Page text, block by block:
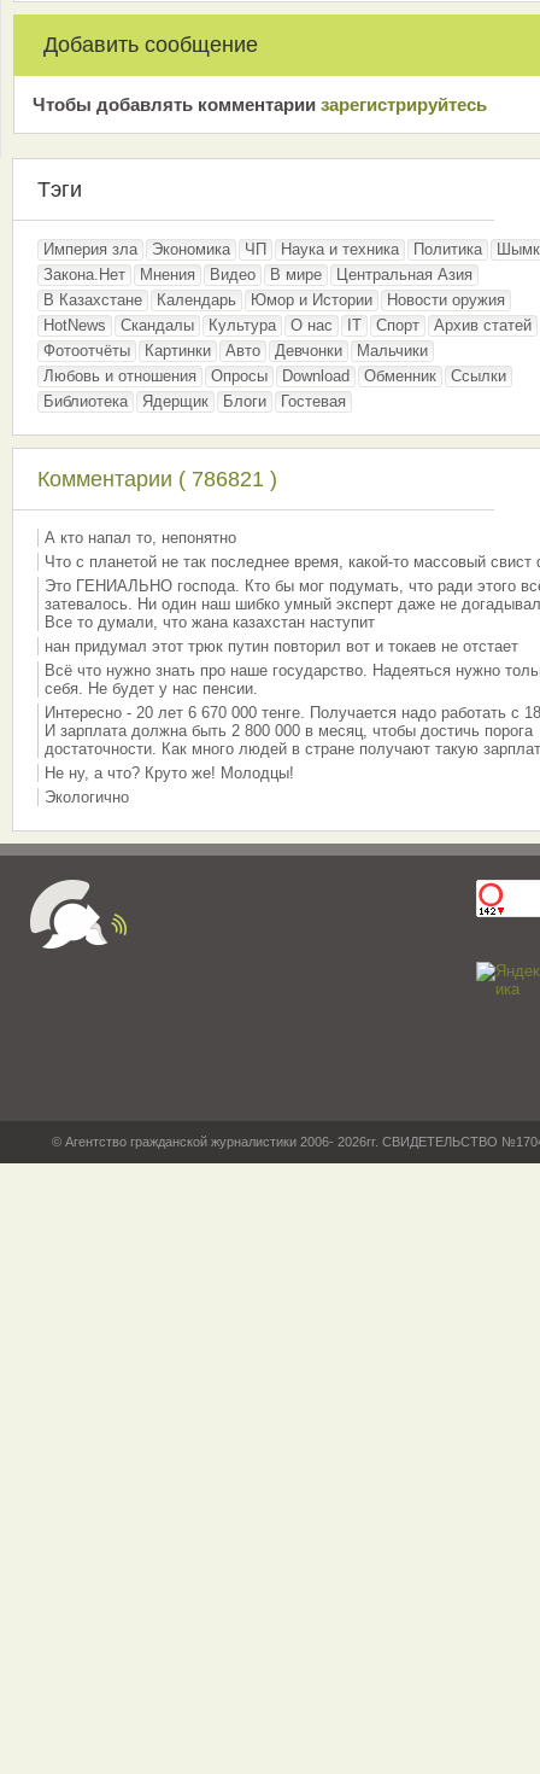
Добавить сообщение
Чтобы добавлять комментарии зарeгиcтрирyйтeсь
Тэги
Империя зла Экономика ЧП Наука и техника Политика
Закона.Нет
Мнения Видео В мире
Центральная Азия
В Казахстане
Календарь Юмор и Истории
Новости оружия
HotNews
Скандалы Культура О нас IT Спорт
Архив статей
Фотоотчёты
Картинки Авто Девчонки
Мальчики
Любовь и отношения
Опросы Download Обменник
Ссылки
Библиотека
Ядерщик Блоги Гостевая
Комментарии ( 786821 )
А кто напал то, непонятно
Что с планетой не так последнее время, какой-то массовый свист
Это ГЕНИАЛЬНО господа. Кто бы мог подумать, что ради этого
затевалось. Ни один наш шибко умный эксперт даже не
Все то думали, что жана казахстан наступит
нан придумал этот трюк путин повторил вот и токаев не отстает
Всё что нужно знать про наше государство. Надеяться нужно
себя. Не будет у нас пенсии.
Интересно - 20 лет 6 670 000 тенге. Получается надо работать с
И зарплата должна быть 2 800 000 в месяц, чтобы достичь порога
достаточности. Как много людей в стране получают такую
Не ну, а что? Круто же! Молодцы!
Экологично
© Агентство гражданской журналистики 2006- 2026гг. СВИДЕТЕЛЬСТВО